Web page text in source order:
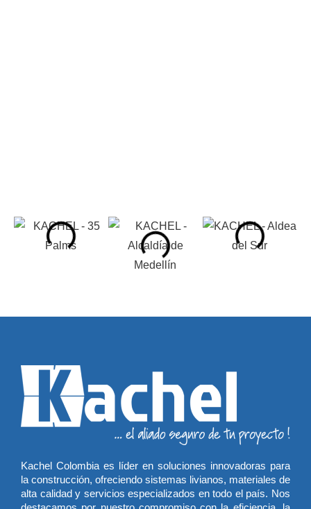
Kachel Colombia es líder en soluciones innovadoras para
la construcción, ofreciendo sistemas livianos, materiales de
alta calidad y servicios especializados en todo el país. Nos